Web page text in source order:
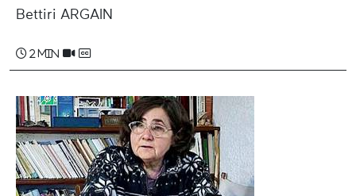
Bettiri ARGAIN
2 min